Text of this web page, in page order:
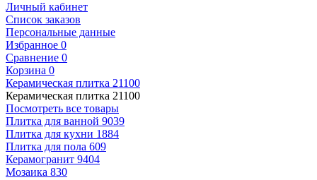
Личный кабинет
Список заказов
Персональные данные
Избранное 0
Сравнение 0
Корзина 0
Керамическая плитка 21100
Керамическая плитка 21100
Посмотреть все товары
Плитка для ванной 9039
Плитка для кухни 1884
Плитка для пола 609
Керамогранит 9404
Мозаика 830